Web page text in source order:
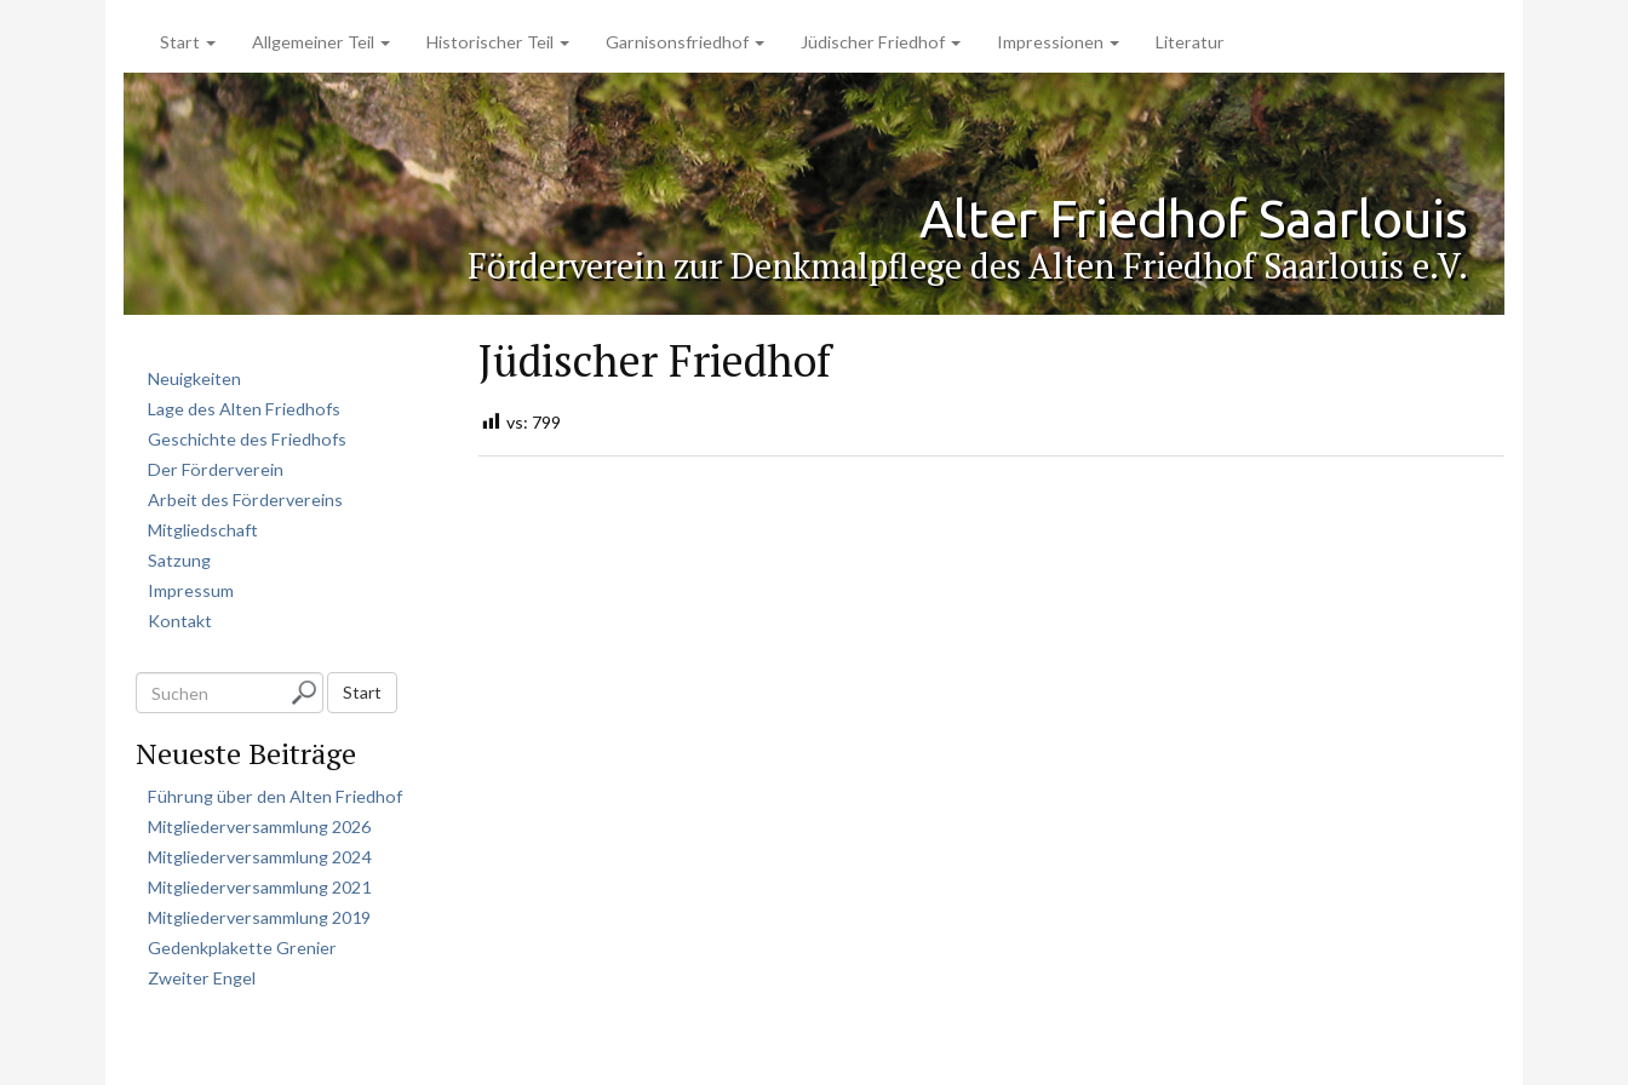
Start Allgemeiner Teil Historischer Teil Garnisonsfriedhof Jüdischer Friedhof Impressionen Literatur
Alter Friedhof Saarlouis
Förderverein zur Denkmalpflege des Alten Friedhof Saarlouis e.V.
Jüdischer Friedhof
vs: 799
Neuigkeiten
Lage des Alten Friedhofs
Geschichte des Friedhofs
Der Förderverein
Arbeit des Fördervereins
Mitgliedschaft
Satzung
Impressum
Kontakt
u
c
Start
Neueste Beiträge
Führung über den Alten Friedhof
Mitgliederversammlung 2026
Mitgliederversammlung 2024
Mitgliederversammlung 2021
Mitgliederversammlung 2019
Gedenkplakette Grenier
Zweiter Engel